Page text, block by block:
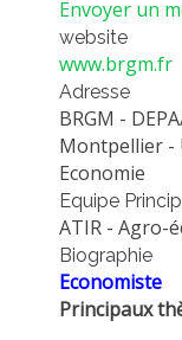
FORMATION
THÈSES EN COURS
MOOC
PRODUCTION
MÉTHODES ET
LOGICIELS
PUBLICATIONS SUR
HDR
THÈSES
Envoyer un
website
www.brgm.fr
Adresse
BRGM -
Montpellier -
Economie
Equipe
ATIR - Agro-
Biographie
Economiste
Principaux